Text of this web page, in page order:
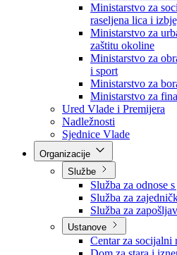
Ministarstvo za
Ministarstvo za
Ministarstvo za
Ministarstvo za
raseljena lica i
Ministarstvo za
zaštitu okoline
Ministarstvo za
i sport
Ministarstvo za
Ministarstvo za
Ured Vlade i Premijera
Nadležnosti
Sjednice Vlade
Službe
Služba za odnose s
Služba za
Služba za